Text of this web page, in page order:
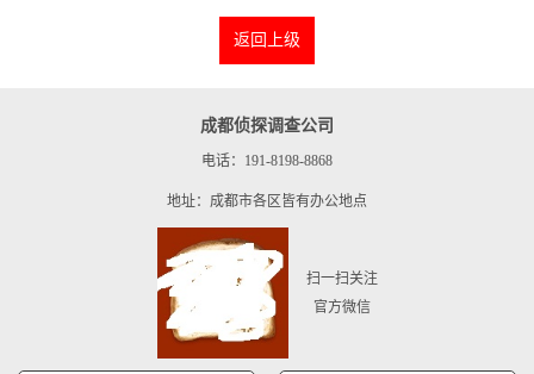
返回上级
成都侦探调查公司
电话：191-8198-8868
地址：成都市各区皆有办公地点
扫一扫关注
官方微信